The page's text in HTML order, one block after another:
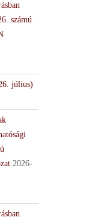
számú
július)
2026-